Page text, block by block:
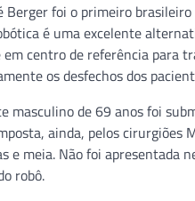
Berger foi o primeiro
é uma excelente
centro de referência para
os desfechos dos
masculino de 69 anos foi
ainda, pelos cirurgiões
e meia. Não foi apresentada
robô.